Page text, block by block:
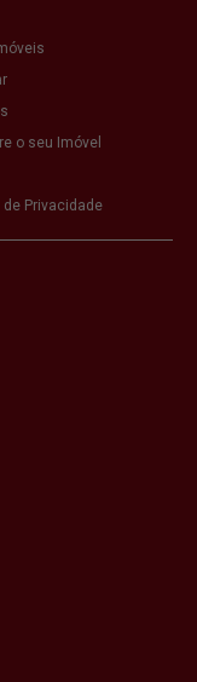
o seu Imóvel
de Privacidade